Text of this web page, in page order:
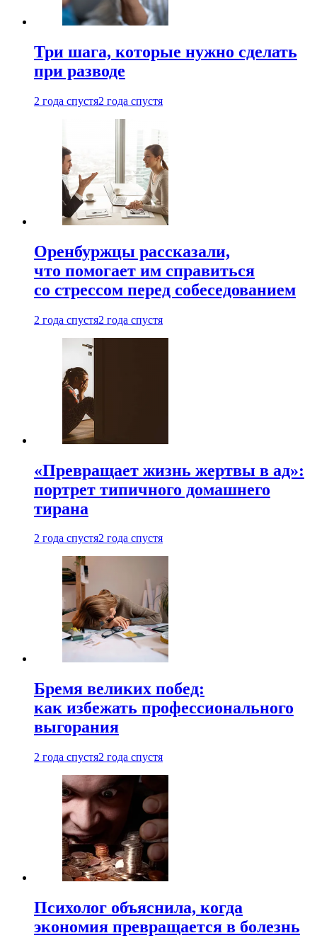
Три шага, которые нужно сделать
при разводе
2 года спустя2 года спустя
Оренбуржцы рассказали,
что помогает им справиться
со стрессом перед собеседованием
2 года спустя2 года спустя
«Превращает жизнь жертвы в ад»:
портрет типичного домашнего
тирана
2 года спустя2 года спустя
Бремя великих побед:
как избежать профессионального
выгорания
2 года спустя2 года спустя
Психолог объяснила, когда
экономия превращается в болезнь